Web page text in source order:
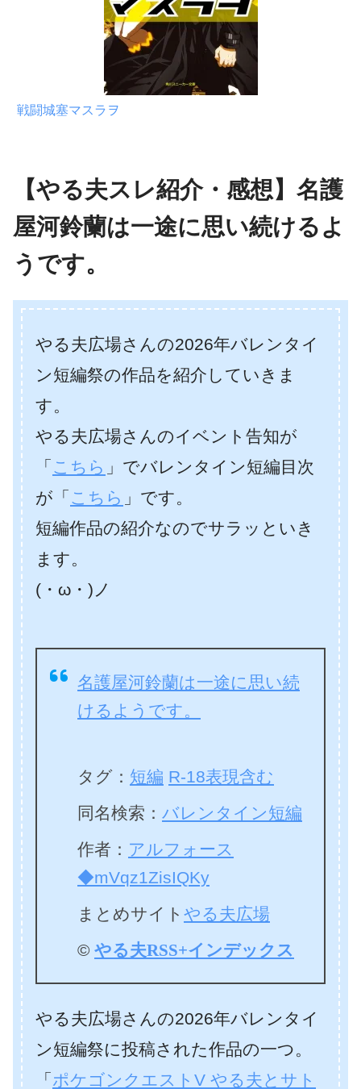
戦闘城塞マスラヲ
【やる夫スレ紹介・感想】名護
屋河鈴蘭は一途に思い続けるよ
うです。
やる夫広場さんの2026年バレンタイ
ン短編祭の作品を紹介していきま
す。
やる夫広場さんのイベント告知が
「 こちら 」でバレンタイン短編目次
が「 こちら 」です。
短編作品の紹介なのでサラッといき
ます。
(・ω・)ノ
名護屋河鈴蘭は一途に思い続
けるようです。
タグ： 短編 R-18表現含む
同名検索： バレンタイン短編
作者： アルフォース
◆mVqz1ZisIQKy
まとめサイト やる夫広場
© やる夫RSS+インデックス
やる夫広場さんの2026年バレンタイ
ン短編祭に投稿された作品の一つ。
「 ポケゴンクエストV やる夫とサト